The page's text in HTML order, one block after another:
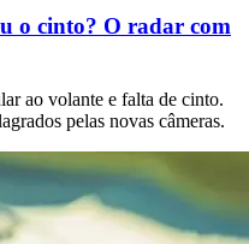
o cinto? O radar com
ao volante e falta de cinto.
pelas novas câmeras.